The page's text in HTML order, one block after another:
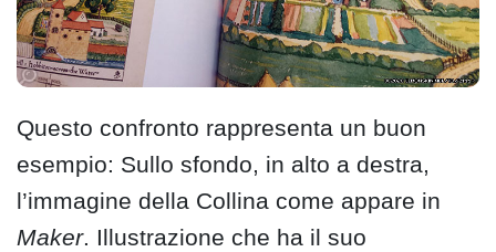
Questo confronto rappresenta un buon
esempio: Sullo sfondo, in alto a destra,
l’immagine della Collina come appare in
Maker. Illustrazione che ha il suo